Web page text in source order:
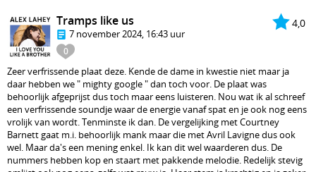
4,0
0
Tramps like us
7 november 2024, 16:43 uur
Zeer verfrissende plaat deze. Kende de dame in kwestie niet maar ja
daar hebben we " mighty google " dan toch voor. De plaat was
behoorlijk afgeprijst dus toch maar eens luisteren. Nou wat ik al schreef
een verfrissende soundje waar de energie vanaf spat en je ook nog eens
vrolijk van wordt. Tenminste ik dan. De vergelijking met Courtney
Barnett gaat m.i. behoorlijk mank maar die met Avril Lavigne dus ook
wel. Maar da's een mening enkel. Ik kan dit wel waarderen dus. De
nummers hebben kop en staart met pakkende melodie. Redelijk stevig